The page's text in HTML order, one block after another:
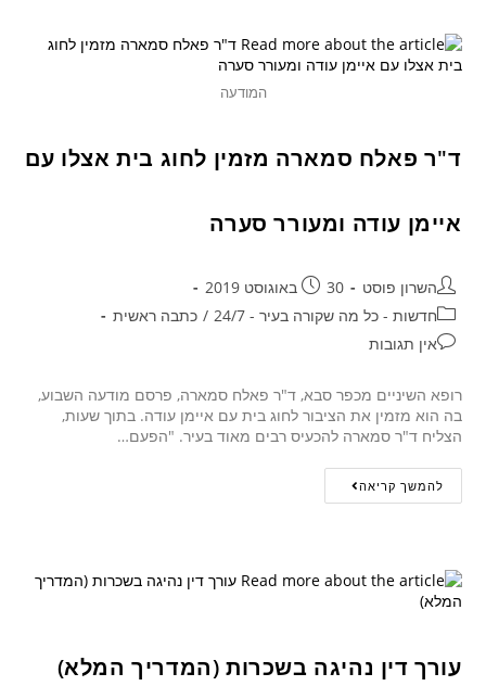
המודעה
ד"ר פאלח סמארה מזמין לחוג בית אצלו עם
איימן עודה ומעורר סערה
השרון פוסט
30 באוגוסט 2019
חדשות - כל מה שקורה בעיר - 24/7
/ כתבה ראשית
אין תגובות
רופא השיניים מכפר סבא, ד"ר פאלח סמארה, פרסם מודעה השבוע,
בה הוא מזמין את הציבור לחוג בית עם איימן עודה. בתוך שעות,
הצליח ד"ר סמארה להכעיס רבים מאוד בעיר. "הפעם…
להמשך קריאה
עורך דין נהיגה בשכרות (המדריך המלא)